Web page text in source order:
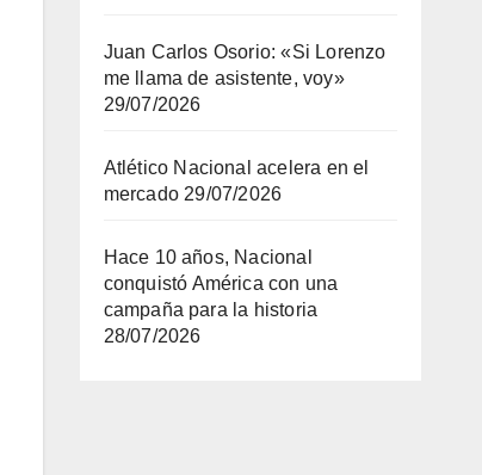
Juan Carlos Osorio: «Si Lorenzo
me llama de asistente, voy»
29/07/2026
Atlético Nacional acelera en el
mercado 29/07/2026
Hace 10 años, Nacional
conquistó América con una
campaña para la historia
28/07/2026